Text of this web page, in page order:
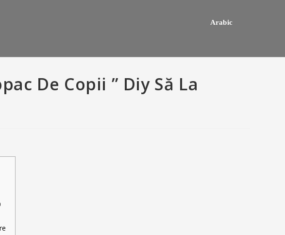
Arabic
De Copii ” Diy Să La
all means
been